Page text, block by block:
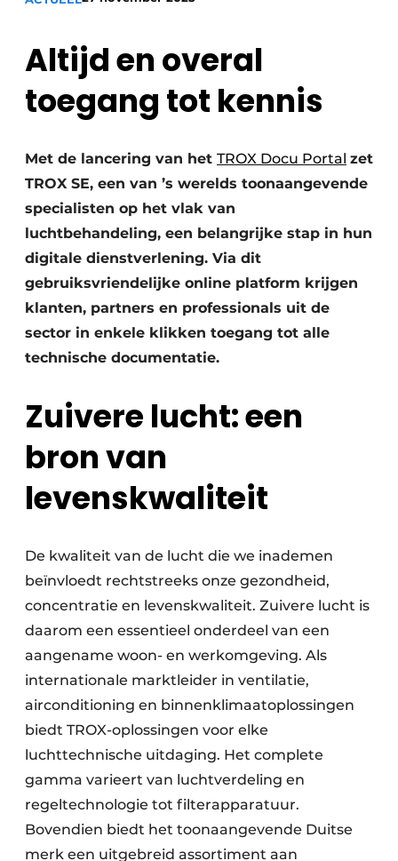
Vacatures
Video’s
Binnenklimaat
Ventilatie
Warmtepompen
Altijd en overal
toegang tot kennis
Met de lancering van het TROX Docu Portal zet
TROX SE, een van ’s werelds toonaangevende
specialisten op het vlak van
luchtbehandeling, een belangrijke stap in hun
digitale dienstverlening. Via dit
gebruiksvriendelijke online platform krijgen
klanten, partners en professionals uit de
sector in enkele klikken toegang tot alle
technische documentatie.
Zuivere lucht: een
bron van
levenskwaliteit
De kwaliteit van de lucht die we inademen
beïnvloedt rechtstreeks onze gezondheid,
concentratie en levenskwaliteit. Zuivere lucht is
daarom een essentieel onderdeel van een
aangename woon- en werkomgeving. Als
internationale marktleider in ventilatie,
airconditioning en binnenklimaatoplossingen
biedt TROX-oplossingen voor elke
luchttechnische uitdaging. Het complete
gamma varieert van luchtverdeling en
regeltechnologie tot filterapparatuur.
Bovendien biedt het toonaangevende Duitse
merk een uitgebreid assortiment aan